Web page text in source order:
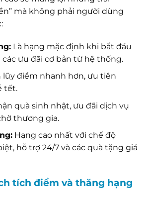
mà không phải người dùng
Là hạng mặc định khi bắt đầu
ưu đãi cơ bản từ hệ thống.
lũy điểm nhanh hơn, ưu tiên
tết.
quà sinh nhật, ưu đãi dịch vụ
thương gia.
Hạng cao nhất với chế độ
hỗ trợ 24/7 và các quà tặng giá
tích điểm và thăng hạng